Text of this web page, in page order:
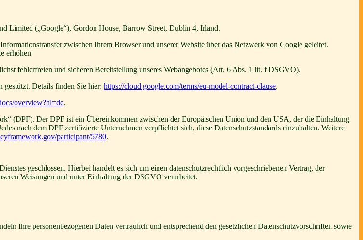
Limited („Google“), Gordon House, Barrow Street, Dublin 4, Irland.
zwischen Ihrem Browser und unserer Website über das Netzwerk von Google geleitet.
erhöhen.
fehlerfreien und sicheren Bereitstellung unseres Webangebotes (Art. 6 Abs. 1 lit. f DSGVO).
Details finden Sie hier: https://cloud.google.com/terms/eu-model-contract-clause.
overview?hl=de.
(DPF). Der DPF ist ein Übereinkommen zwischen der Europäischen Union und den USA, der die Einhaltung
nach dem DPF zertifizierte Unternehmen verpflichtet sich, diese Datenschutzstandards einzuhalten. Weitere
participant/5780.
geschlossen. Hierbei handelt es sich um einen datenschutzrechtlich vorgeschriebenen Vertrag, der
Weisungen und unter Einhaltung der DSGVO verarbeitet.
Ihre personenbezogenen Daten vertraulich und entsprechend den gesetzlichen Datenschutzvorschriften sowie